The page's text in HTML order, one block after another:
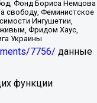
Фонд Бориса Немцова
свободу, Феминистское
Ингушетии,
Фридом Хаус,
Украины
7756/ данные
функции